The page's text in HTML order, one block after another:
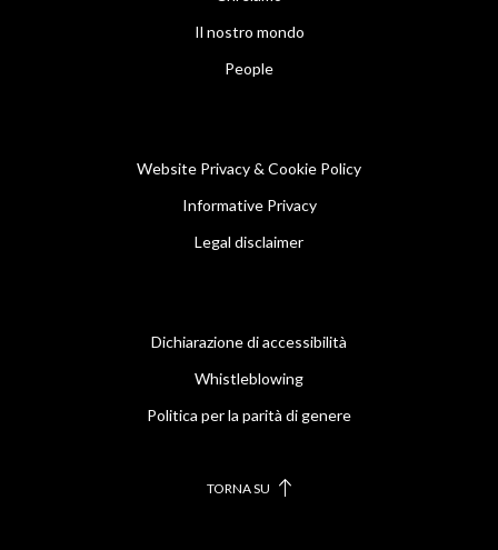
Il nostro mondo
People
Website Privacy & Cookie Policy
Informative Privacy
Legal disclaimer
Dichiarazione di accessibilità
Whistleblowing
Politica per la parità di genere
TORNA SU